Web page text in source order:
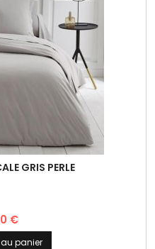
GRIS PERLE
€
panier